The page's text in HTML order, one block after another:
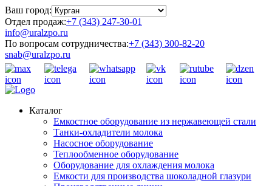
Ваш город:
Отдел продаж:+7 (343) 247-30-01
info@uralzpo.ru
По вопросам сотрудничества:+7 (343) 300-82-20
snab@uralzpo.ru
Каталог
Емкостное оборудование из нержавеющей стали
Танки-охладители молока
Насосное оборудование
Теплообменное оборудование
Оборудование для охлаждения молока
Емкости для производства шоколадной глазури